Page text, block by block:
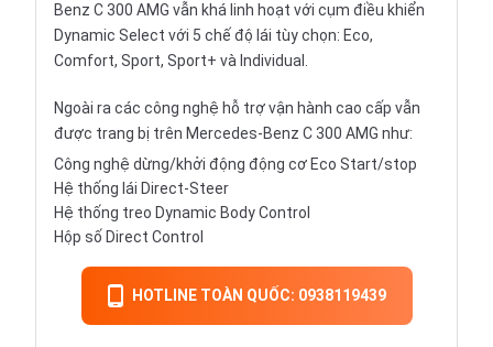
Benz C 300 AMG vẫn khá linh hoạt với cụm điều khiển
Dynamic Select với 5 chế độ lái tùy chọn: Eco,
Comfort, Sport, Sport+ và Individual.
Ngoài ra các công nghệ hỗ trợ vận hành cao cấp vẫn
được trang bị trên Mercedes-Benz C 300 AMG như:
Công nghệ dừng/khởi động động cơ Eco Start/stop
Hệ thống lái Direct-Steer
Hệ thống treo Dynamic Body Control
Hộp số Direct Control
HOTLINE TOÀN QUỐC: 0938119439